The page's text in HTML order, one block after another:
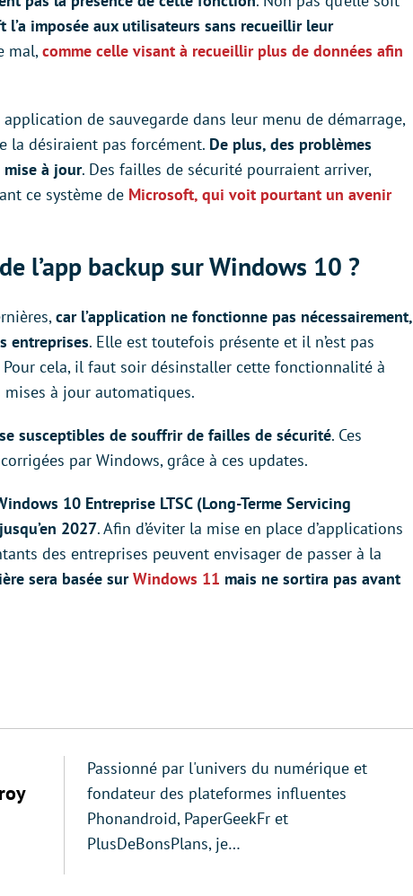
l’a imposée aux utilisateurs sans recueillir leur
mal, comme celle visant à recueillir plus de données afin
de sauvegarde dans leur menu de démarrage,
la désiraient pas forcément. De plus, des problèmes
à jour. Des failles de sécurité pourraient arriver,
ce système de Microsoft, qui voit pourtant un avenir
l’app backup sur Windows 10 ?
car l’application ne fonctionne pas nécessairement,
entreprises. Elle est toutefois présente et il n’est pas
cela, il faut soir désinstaller cette fonctionnalité à
à jour automatiques.
susceptibles de souffrir de failles de sécurité. Ces
par Windows, grâce à ces updates.
10 Entreprise LTSC (Long-Terme Servicing
2027. Afin d’éviter la mise en place d’applications
des entreprises peuvent envisager de passer à la
sera basée surWindows 11 mais ne sortira pas avant
Passionné par l'univers du numérique et
fondateur des plateformes influentes
Phonandroid, PaperGeekFr et
PlusDeBonsPlans, je…